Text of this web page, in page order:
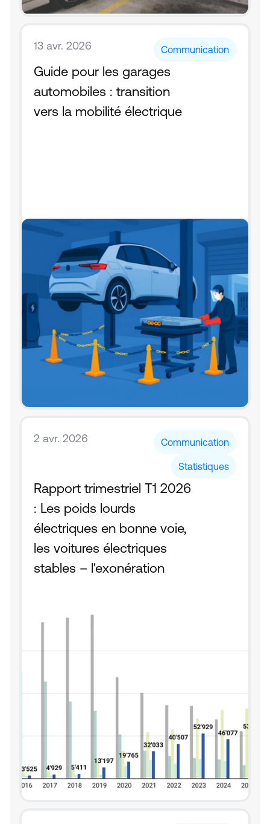
13 avr. 2026 Communication
Guide pour les garages
automobiles : transition
vers la mobilité électrique
2 avr. 2026 Communication
Statistiques
Rapport trimestriel T1 2026
: Les poids lourds
électriques en bonne voie,
les voitures électriques
stables – l'exonération